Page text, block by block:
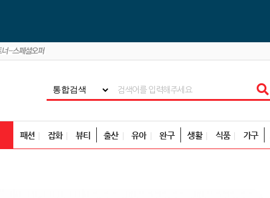
패션 잡화 뷰티 출산 유아 완구 생활 식품 가구